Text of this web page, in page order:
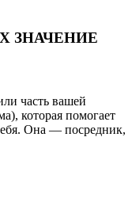
ЗНАЧЕНИЕ
часть вашей
которая помогает
Она — посредник,